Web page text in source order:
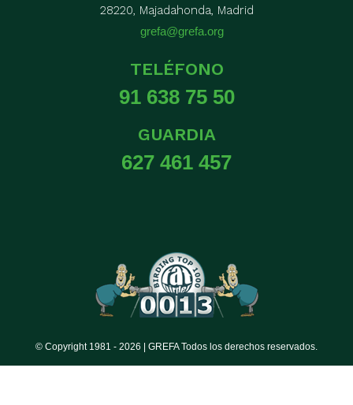
28220, Majadahonda, Madrid
grefa@grefa.org
TELÉFONO
91 638 75 50
GUARDIA
627 461 457
© Copyright 1981 - 2026 | GREFA Todos los derechos reservados.